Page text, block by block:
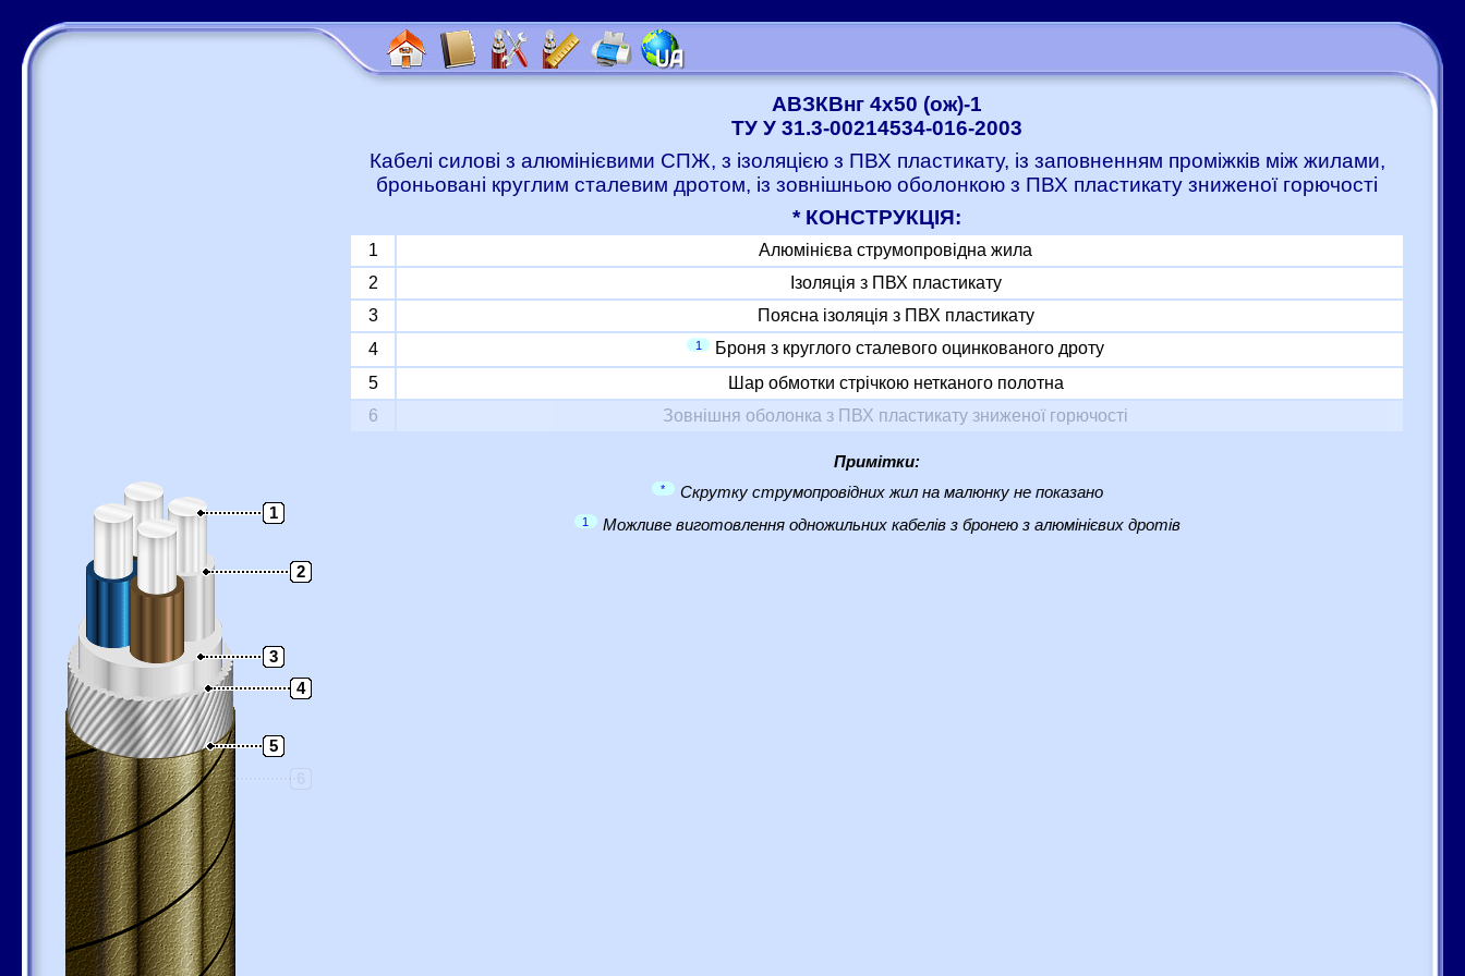
1
2
3
4
5
АВЗКВнг 4x50 (ож)-1
ТУ У 31.3-00214534-016-2003
Кабелі силові з алюмінієвими СПЖ, з ізоляцією з ПВХ пластикату, із заповненням проміжків між жилами,
броньовані круглим сталевим дротом, із зовнішньою оболонкою з ПВХ пластикату зниженої горючості
* КОНСТРУКЦІЯ:
1
Алюмінієва струмопровідна жила
2
Ізоляція з ПВХ пластикату
3
Поясна ізоляція з ПВХ пластикату
4
1
Броня з круглого сталевого оцинкованого дроту
5
Шар обмотки стрічкою нетканого полотна
6
Зовнішня оболонка з ПВХ пластикату зниженої горючості
Примітки:
* Скрутку струмопровідних жил на малюнку не показано
1 Можливе виготовлення одножильних кабелів з бронею з алюмінієвих дротів